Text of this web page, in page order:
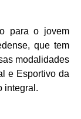
para o jovem
que tem
modalidades
e Esportivo da
integral.